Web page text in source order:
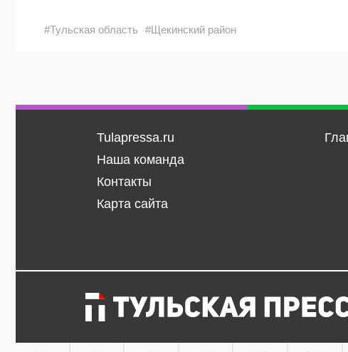
#Тульская область #Щекинский район
Tulapressa.ru
Наша команда
Контакты
Карта сайта